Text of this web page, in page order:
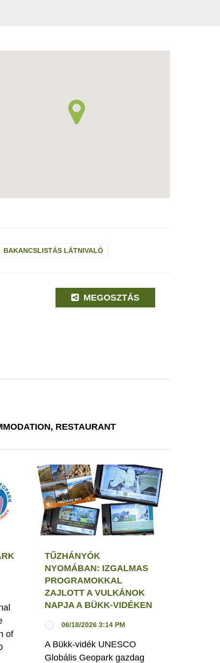
BAKANCSLISTÁS LÁTNIVALÓ
MEGOSZTÁS
RESTAURANT
of
TŰZHÁNYÓK
NYOMÁBAN: IZGALMAS
PROGRAMOKKAL
ZAJLOTT A VULKÁNOK
NAPJA A BÜKK-VIDÉKEN
06/18/2026 3:14 PM
A Bükk-vidék UNESCO
Globális Geopark gazdag